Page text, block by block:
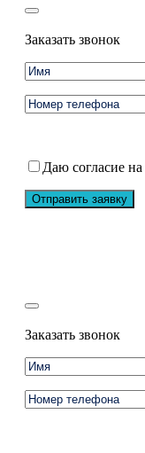
Заказать звонок
Даю согласие на
Заказать звонок